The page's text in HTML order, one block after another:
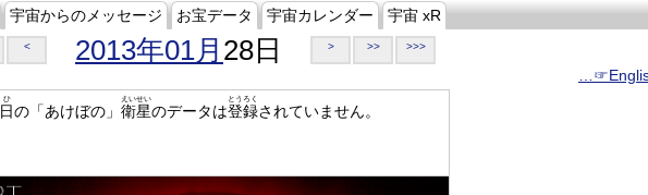
宇宙からのメッセージ お宝データ 宇宙カレンダー 宇宙 xR
< 2013年01月 28日 > >> >>>
日
ひ
の「あけぼの」 衛星
えいせい
のデータは登録
とうろく
されていません。